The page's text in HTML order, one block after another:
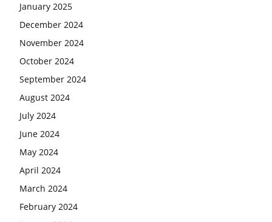
January 2025
December 2024
November 2024
October 2024
September 2024
August 2024
July 2024
June 2024
May 2024
April 2024
March 2024
February 2024